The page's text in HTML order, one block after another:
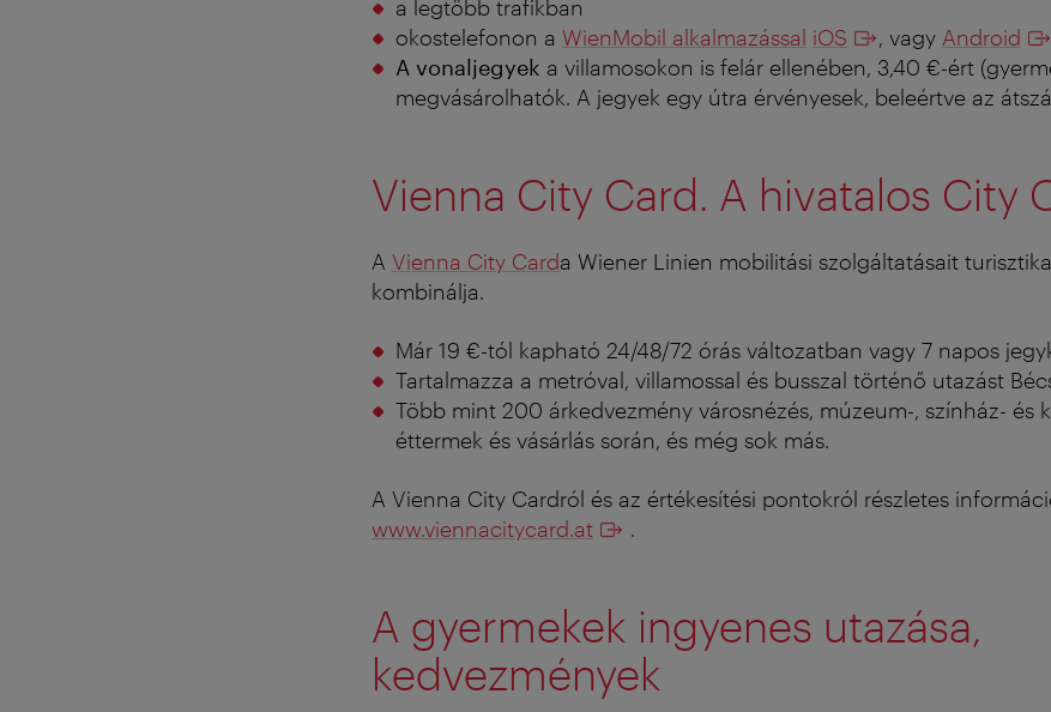
a legtöbb trafikban
okostelefonon a WienMobil alkalmazással iOS , vagy Android
A vonaljegyek a villamosokon is felár ellenében, 3,40 €-ért
megvásárolhatók. A jegyek egy útra érvényesek, beleértve az
Vienna City Card. A hivatalos City
A Vienna City Carda Wiener Linien mobilitási szolgáltatásait
kombinálja.
Már 19 €-tól kapható 24/48/72 órás változatban vagy 7 napos
Tartalmazza a metróval, villamossal és busszal történő utazást
Több mint 200 árkedvezmény városnézés, múzeum-, színház- és
éttermek és vásárlás során, és még sok más.
A Vienna City Cardról és az értékesítési pontokról részletes
www.viennacitycard.at
.
A gyermekek ingyenes utazása,
kedvezmények